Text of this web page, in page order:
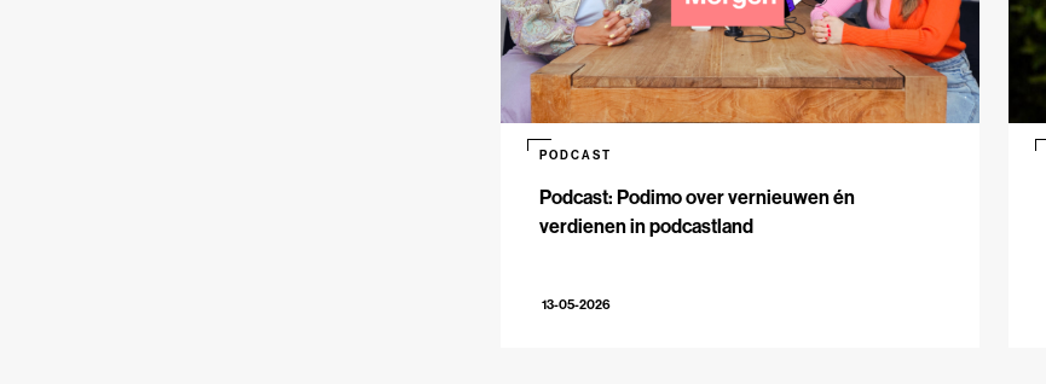
Podcast: Podimo over vernieuwen én
verdienen in podcastland
PODCAST
13-05-2026